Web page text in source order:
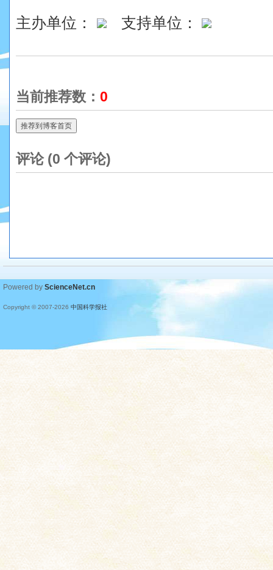
主办单位： 支持单位：
当前推荐数： 0
推荐到博客首页
评论 (0 个评论)
Powered by ScienceNet.cn
Copyright © 2007-2026 中国科学报社